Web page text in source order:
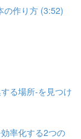
の作り方 (3:52)
る場所-を見つけ
率化する2つの